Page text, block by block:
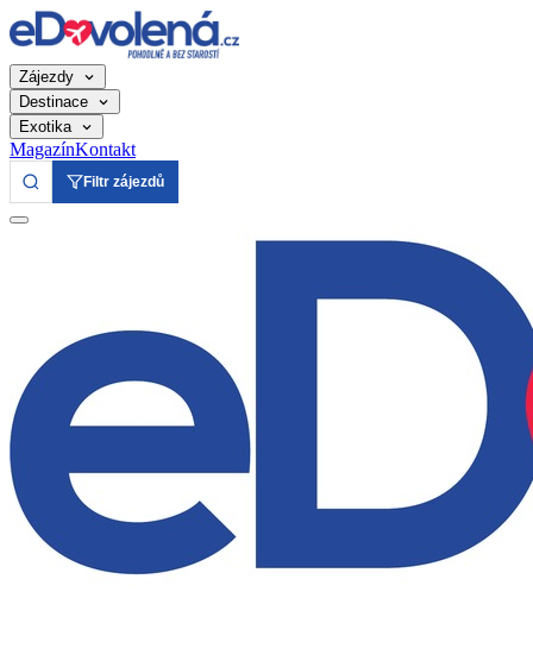
Zájezdy
Destinace
Exotika
MagazínKontakt
Filtr zájezdů